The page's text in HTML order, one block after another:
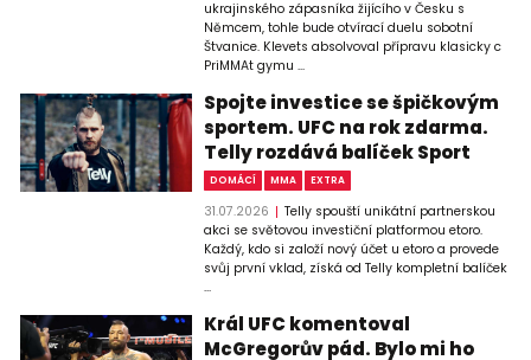
ukrajinského zápasníka žijícího v Česku s
Němcem, tohle bude otvírací duelu sobotní
Štvanice. Klevets absolvoval přípravu klasicky c
PriMMAt gymu ...
Spojte investice se špičkovým
sportem. UFC na rok zdarma.
Telly rozdává balíček Sport
DOMÁCÍ MMA EXTRA
31.07.2026
Telly spouští unikátní partnerskou
akci se světovou investiční platformou etoro.
Každý, kdo si založí nový účet u etoro a provede
svůj první vklad, získá od Telly kompletní balíček
...
Král UFC komentoval
McGregorův pád. Bylo mi ho